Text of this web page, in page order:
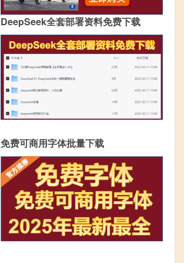
DeepSeek全套部署资料免费下载
免费可商用字体批量下载